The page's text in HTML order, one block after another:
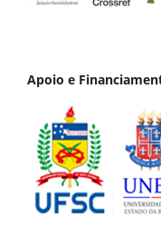
Apoio e